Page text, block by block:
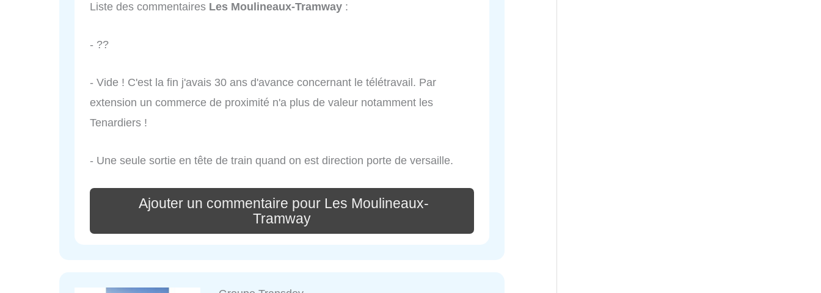
Liste des commentaires Les Moulineaux-Tramway :
- ??
- Vide ! C'est la fin j'avais 30 ans d'avance concernant le télétravail. Par
extension un commerce de proximité n'a plus de valeur notamment les
Tenardiers !
- Une seule sortie en tête de train quand on est direction porte de versaille.
Ajouter un commentaire pour Les Moulineaux-
Tramway